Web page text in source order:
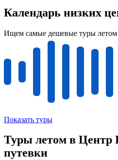
Календарь низких
Ищем самые дешевые туры летом
Показать туры
Туры летом в Центр
путевки